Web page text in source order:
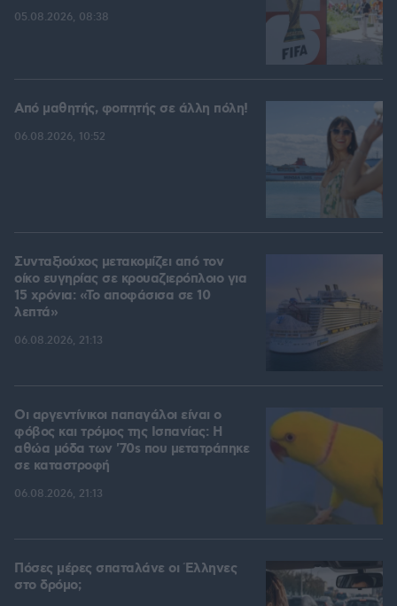
05.08.2026, 08:38
Από μαθητής, φοιτητής σε άλλη πόλη!
06.08.2026, 10:52
Συνταξιούχος μετακομίζει από τον
οίκο ευγηρίας σε κρουαζιερόπλοιο για
15 χρόνια: «Το αποφάσισα σε 10
λεπτά»
06.08.2026, 21:13
Οι αργεντίνικοι παπαγάλοι είναι ο
φόβος και τρόμος της Ισπανίας: Η
αθώα μόδα των '70s που μετατράπηκε
σε καταστροφή
06.08.2026, 21:13
Πόσες μέρες σπαταλάνε οι Έλληνες
στο δρόμο;